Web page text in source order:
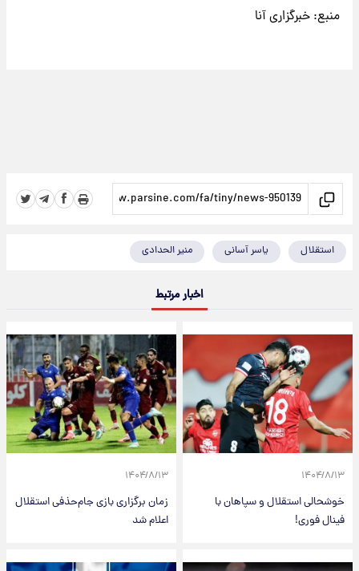
منبع: خبرگزاری آنا
استقلال یاسر آسانی منیر الحدادی
اخبار مرتبط
۱۴۰۴/۸/۱۳
خوشحالی استقلال و سپاهان با
فینال فوری!
۱۴۰۴/۸/۱۳
زمان برگزاری بازی جام‌حذفی استقلال
اعلام شد